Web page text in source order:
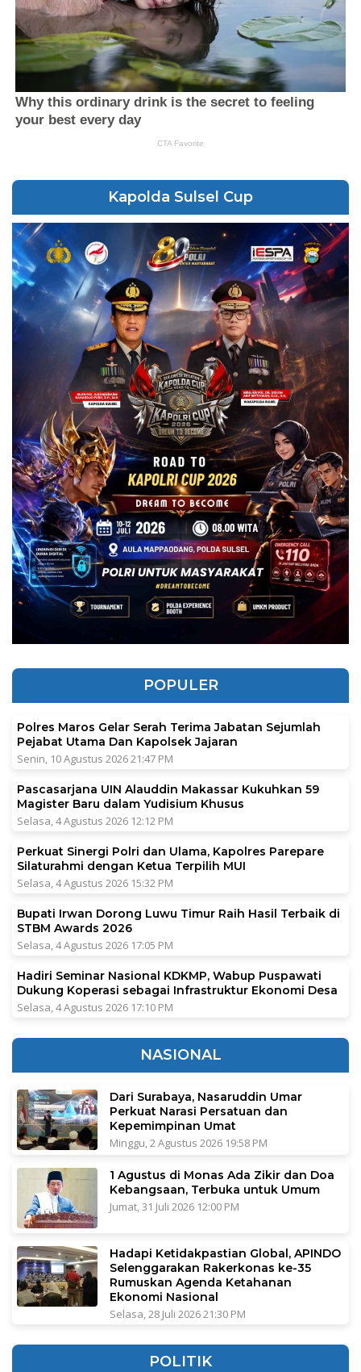
Kapolda Sulsel Cup
POPULER
Polres Maros Gelar Serah Terima Jabatan Sejumlah
Pejabat Utama Dan Kapolsek Jajaran
Senin, 10 Agustus 2026 21:47 PM
Pascasarjana UIN Alauddin Makassar Kukuhkan 59
Magister Baru dalam Yudisium Khusus
Selasa, 4 Agustus 2026 12:12 PM
Perkuat Sinergi Polri dan Ulama, Kapolres Parepare
Silaturahmi dengan Ketua Terpilih MUI
Selasa, 4 Agustus 2026 15:32 PM
Bupati Irwan Dorong Luwu Timur Raih Hasil Terbaik di
STBM Awards 2026
Selasa, 4 Agustus 2026 17:05 PM
Hadiri Seminar Nasional KDKMP, Wabup Puspawati
Dukung Koperasi sebagai Infrastruktur Ekonomi Desa
Selasa, 4 Agustus 2026 17:10 PM
NASIONAL
Dari Surabaya, Nasaruddin Umar
Perkuat Narasi Persatuan dan
Kepemimpinan Umat
Minggu, 2 Agustus 2026 19:58 PM
1 Agustus di Monas Ada Zikir dan Doa
Kebangsaan, Terbuka untuk Umum
Jumat, 31 Juli 2026 12:00 PM
Hadapi Ketidakpastian Global, APINDO
Selenggarakan Rakerkonas ke-35
Rumuskan Agenda Ketahanan
Ekonomi Nasional
Selasa, 28 Juli 2026 21:30 PM
POLITIK